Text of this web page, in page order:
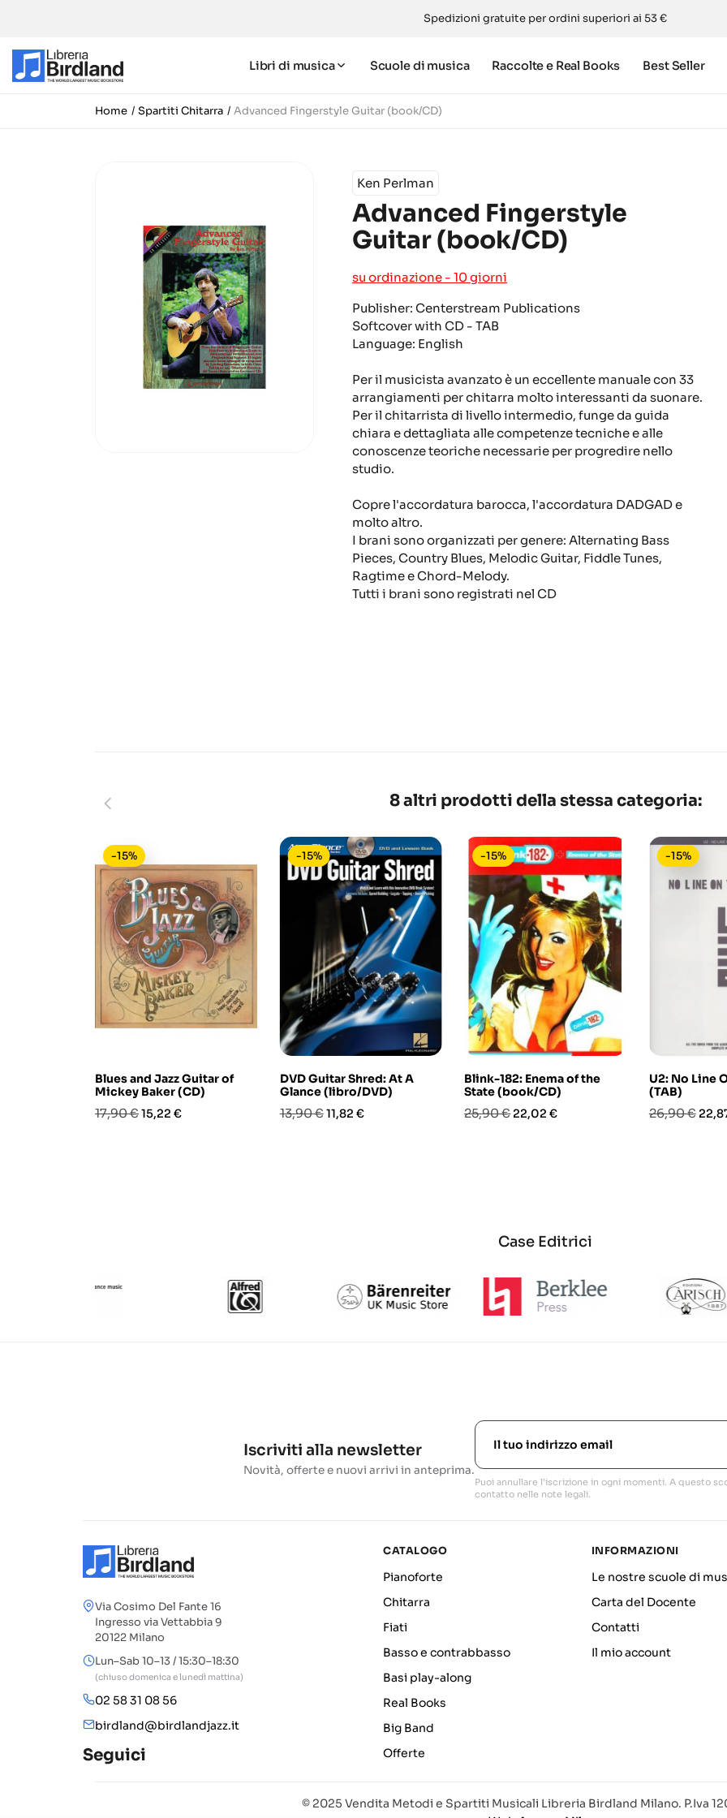
Spedizioni gratuite per ordini superiori ai 53 €
Libri di musica Scuole di musica Raccolte e Real Books Best Seller
Home Spartiti Chitarra Advanced Fingerstyle Guitar (book/CD)
Ken Perlman
Advanced Fingerstyle
Guitar (book/CD)
su ordinazione - 10 giorni
Publisher: Centerstream Publications
Softcover with CD - TAB
Language: English
Per il musicista avanzato è un eccellente manuale con 33
arrangiamenti per chitarra molto interessanti da suonare.
Per il chitarrista di livello intermedio, funge da guida
chiara e dettagliata alle competenze tecniche e alle
conoscenze teoriche necessarie per progredire nello
studio.
Copre l'accordatura barocca, l'accordatura DADGAD e
molto altro.
I brani sono organizzati per genere: Alternating Bass
Pieces, Country Blues, Melodic Guitar, Fiddle Tunes,
Ragtime e Chord-Melody.
Tutti i brani sono registrati nel CD
8 altri prodotti della stessa categoria:
Blues and Jazz Guitar of
Mickey Baker (CD)
Prezzo
17,90 €Prezzo
15,22 €
-15%
DVD Guitar Shred: At A
Glance (libro/DVD)
Prezzo
13,90 €Prezzo
11,82 €
-15%
Blink-182: Enema of the
State (book/CD)
Prezzo
25,90 € Prezzo
22,02 €
-15%
U2: No Line
(TAB)
Prezzo
26,90 €
-15%
Case Editrici
Iscriviti alla newsletter
Novità, offerte e nuovi arrivi in anteprima.
Puoi annullare l'iscrizione in ogni momenti. A questo
contatto nelle note legali.
Via Cosimo Del Fante 16
Ingresso via Vettabbia 9
20122 Milano
Lun–Sab 10–13 / 15:30–18:30
(chiuso domenica e lunedì mattina)
02 58 31 08 56
birdland@birdlandjazz.it
Seguici
CATALOGO
Pianoforte
Chitarra
Fiati
Basso e contrabbasso
Basi play-along
Real Books
Big Band
Offerte
INFORMAZIONI
Le nostre scuole di
Carta del Docente
Contatti
Il mio account
© 2025 Vendita Metodi e Spartiti Musicali Libreria Birdland Milano. P.Iva